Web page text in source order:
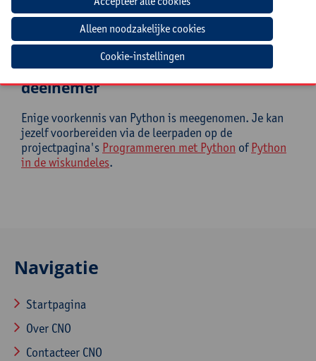
Mee te brengen door cursist
Laptop met browser
Verwachte voorbereiding door
deelnemer
Enige voorkennis van Python is meegenomen. Je kan
jezelf voorbereiden via de leerpaden op de
projectpagina's Programmeren met Python ofPython
in de wiskundeles.
Navigatie
Startpagina
Over CNO
Contacteer CNO
Cookie-instellingen